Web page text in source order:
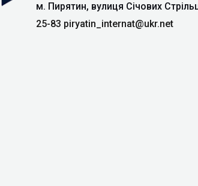
м. Пирятин, вулиця Січових
25-83 piryatin_internat@ukr.net